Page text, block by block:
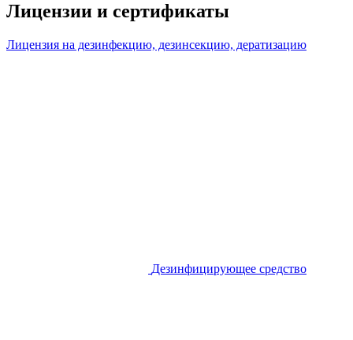
Лицензии и сертификаты
Лицензия на дезинфекцию, дезинсекцию, дератизацию
Дезинфицирующее средство